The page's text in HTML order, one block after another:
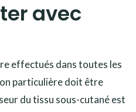
avec
effectués dans toutes les
particulière doit être
du tissu sous-cutané est